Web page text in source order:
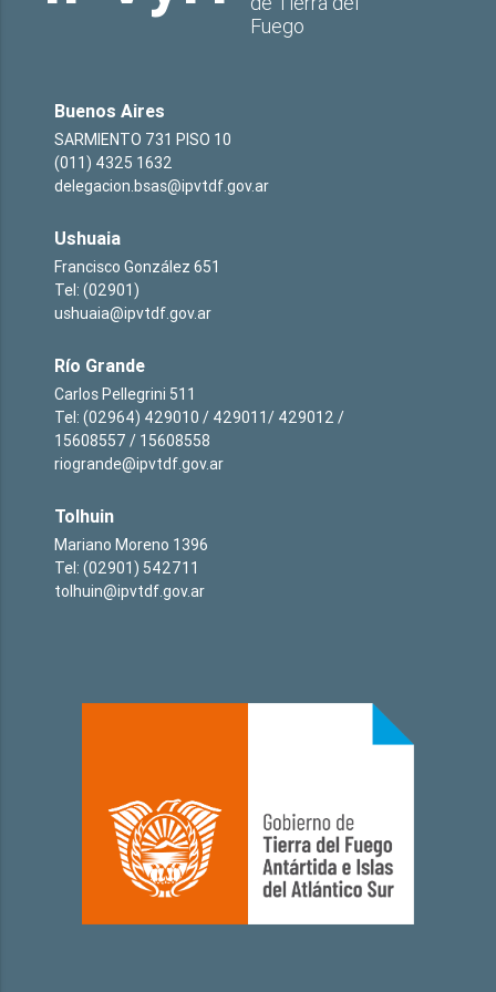
Fuego
Buenos Aires
SARMIENTO 731 PISO 10
(011) 4325 1632
delegacion.bsas@ipvtdf.gov.ar
Ushuaia
Francisco González 651
Tel: (02901)
ushuaia@ipvtdf.gov.ar
Río Grande
Carlos Pellegrini 511
Tel: (02964) 429010 / 429011/ 429012 /
15608557 / 15608558
riogrande@ipvtdf.gov.ar
Tolhuin
Mariano Moreno 1396
Tel: (02901) 542711
tolhuin@ipvtdf.gov.ar